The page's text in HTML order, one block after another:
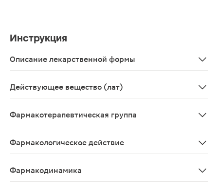
Инструкция
Описание лекарственной формы
Действующее вещество (лат)
Фармакотерапевтическая группа
Фармакологическое действие
Фармакодинамика